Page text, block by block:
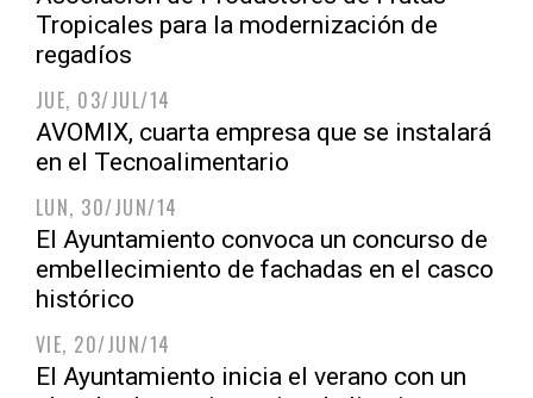
Tropicales para la modernización de
regadíos
JUE, 03/JUL/14
AVOMIX, cuarta empresa que se instalará
en el Tecnoalimentario
LUN, 30/JUN/14
El Ayuntamiento convoca un concurso de
embellecimiento de fachadas en el casco
histórico
VIE, 20/JUN/14
El Ayuntamiento inicia el verano con un